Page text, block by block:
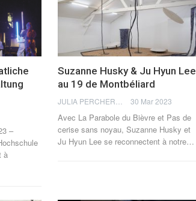
–
à
Suzanne Husky & Ju Hyun Lee
au 19 de Montbéliard
30 Mar 2023
Avec La Parabole du Bièvre et Pas de
cerise sans noyau, Suzanne Husky et
Ju Hyun Lee se reconnectent à notre…